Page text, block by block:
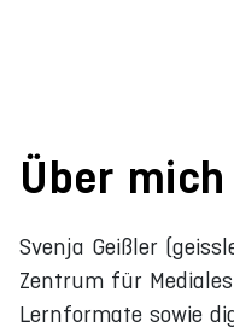
Über mich
Svenja Geißler
Zentrum für
Lernformate sowie